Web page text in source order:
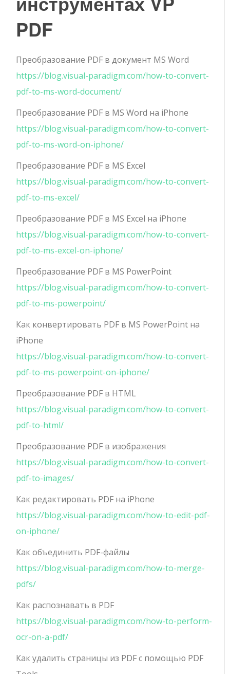
PDF
Преобразование PDF в документ MS Word
https://blog.visual-paradigm.com/how-to-convert-
pdf-to-ms-word-document/
Преобразование PDF в MS Word на iPhone
https://blog.visual-paradigm.com/how-to-convert-
pdf-to-ms-word-on-iphone/
Преобразование PDF в MS Excel
https://blog.visual-paradigm.com/how-to-convert-
pdf-to-ms-excel/
Преобразование PDF в MS Excel на iPhone
https://blog.visual-paradigm.com/how-to-convert-
pdf-to-ms-excel-on-iphone/
Преобразование PDF в MS PowerPoint
https://blog.visual-paradigm.com/how-to-convert-
pdf-to-ms-powerpoint/
Как конвертировать PDF в MS PowerPoint на
iPhone
https://blog.visual-paradigm.com/how-to-convert-
pdf-to-ms-powerpoint-on-iphone/
Преобразование PDF в HTML
https://blog.visual-paradigm.com/how-to-convert-
pdf-to-html/
Преобразование PDF в изображения
https://blog.visual-paradigm.com/how-to-convert-
pdf-to-images/
Как редактировать PDF на iPhone
https://blog.visual-paradigm.com/how-to-edit-pdf-
on-iphone/
Как объединить PDF-файлы
https://blog.visual-paradigm.com/how-to-merge-
pdfs/
Как распознавать в PDF
https://blog.visual-paradigm.com/how-to-perform-
ocr-on-a-pdf/
Как удалить страницы из PDF с помощью PDF